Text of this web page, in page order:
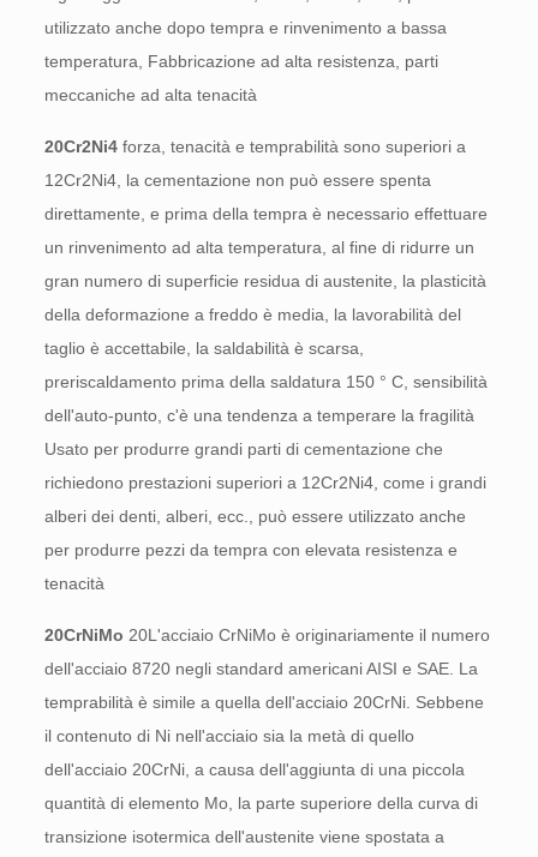
utilizzato anche dopo tempra e rinvenimento a bassa
temperatura, Fabbricazione ad alta resistenza, parti
meccaniche ad alta tenacità
20Cr2Ni4forza, tenacità e temprabilità sono superiori a
12Cr2Ni4, la cementazione non può essere spenta
direttamente, e prima della tempra è necessario effettuare
un rinvenimento ad alta temperatura, al fine di ridurre un
gran numero di superficie residua di austenite, la plasticità
della deformazione a freddo è media, la lavorabilità del
taglio è accettabile, la saldabilità è scarsa,
preriscaldamento prima della saldatura 150 ° C, sensibilità
dell'auto-punto, c'è una tendenza a temperare la fragilità
Usato per produrre grandi parti di cementazione che
richiedono prestazioni superiori a 12Cr2Ni4, come i grandi
alberi dei denti, alberi, ecc., può essere utilizzato anche
per produrre pezzi da tempra con elevata resistenza e
tenacità
20CrNiMo 20L'acciaio CrNiMo è originariamente il numero
dell'acciaio 8720 negli standard americani AISI e SAE. La
temprabilità è simile a quella dell'acciaio 20CrNi. Sebbene
il contenuto di Ni nell'acciaio sia la metà di quello
dell'acciaio 20CrNi, a causa dell'aggiunta di una piccola
quantità di elemento Mo, la parte superiore della curva di
transizione isotermica dell'austenite viene spostata a